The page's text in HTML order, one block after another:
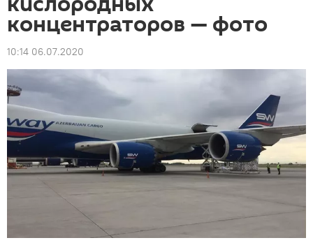
концентраторов — фото
10:14 06.07.2020